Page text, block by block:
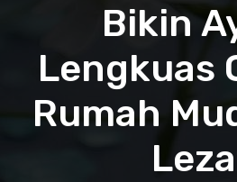
Bikin
Lengkuas
Rumah